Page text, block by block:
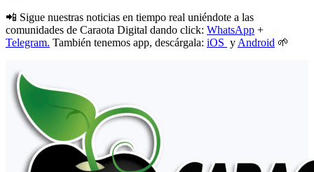
📲 Sigue nuestras noticias en tiempo real uniéndote a las
comunidades de Caraota Digital dando click: WhatsApp +
Telegram. También tenemos app, descárgala: iOS y Android 🌱